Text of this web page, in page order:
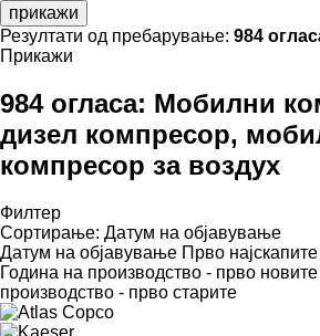
прикажи
Резултати од пребарување: 984
Прикажи
984 огласа: Мобилни
дизел компресор,
компресор за воздух
Филтер
Сортирање: Датум на објавување
Датум на објавување Прво најскапите
Година на производство - прво новите
производство - прво старите